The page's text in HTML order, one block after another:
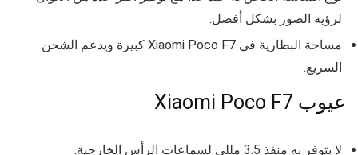
لرؤية الصور بشكل أفضل.
مساحة البطارية في
Xiaomi Poco F7 كبيرة ويدعم الشحن
السريع.
عيوب Xiaomi Poco F7
لا يتوفر به منفذ 3.5 مللي لسماعات الرأس الخارجية.